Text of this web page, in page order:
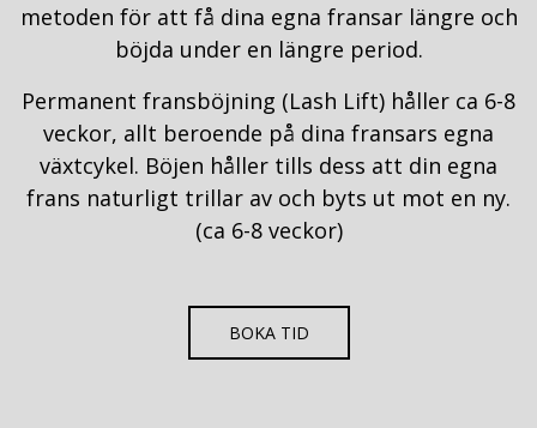
metoden för att få dina egna fransar längre och
böjda under en längre period.
Permanent fransböjning (Lash Lift) håller ca 6-8
veckor, allt beroende på dina fransars egna
växtcykel. Böjen håller tills dess att din egna
frans naturligt trillar av och byts ut mot en ny.
(ca 6-8 veckor)
BOKA TID